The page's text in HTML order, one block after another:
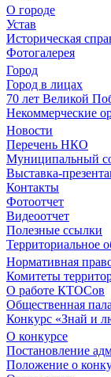
О городе
Устав
Историческая
Фотогалерея
Город
Город в лицах
70 лет Великой
Некоммерческие
Новости
Перечень НКО
Муниципальный
Выставка-
Контакты
Фотоотчет
Видеоотчет
Полезные ссылки
Территориальное
Нормативная
Комитеты
О работе КТОСов
Общественная
Конкурс «Знай и
О конкурсе
Постановление
Положение о